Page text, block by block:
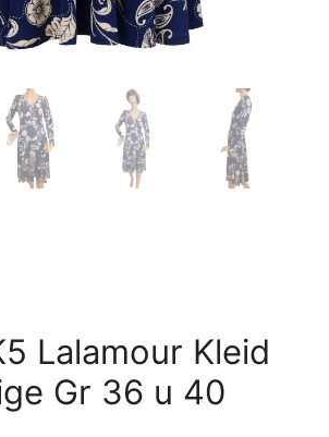
Lalamour Kleid
Gr 36 u 40